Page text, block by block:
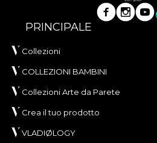
PRINCIPALE
Collezioni
COLLEZIONI BAMBINI
Collezioni Arte da Parete
Crea il tuo prodotto
VLADIØLOGY